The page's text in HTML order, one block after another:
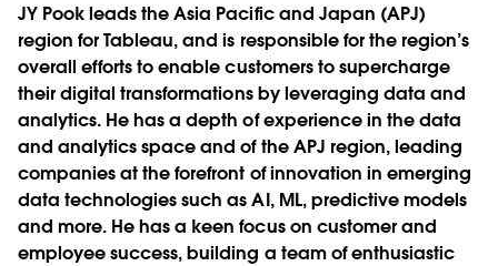
JY Pook leads the Asia Pacific and Japan (APJ)
region for Tableau, and is responsible for the region’s
overall efforts to enable customers to supercharge
their digital transformations by leveraging data and
analytics. He has a depth of experience in the data
and analytics space and of the APJ region, leading
companies at the forefront of innovation in emerging
data technologies such as AI, ML, predictive models
and more. He has a keen focus on customer and
employee success, building a team of enthusiastic